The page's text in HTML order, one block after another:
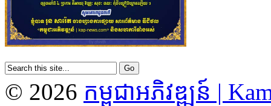
© 2026 កម្ពុជាអភិវឌ្ឍន៍ |